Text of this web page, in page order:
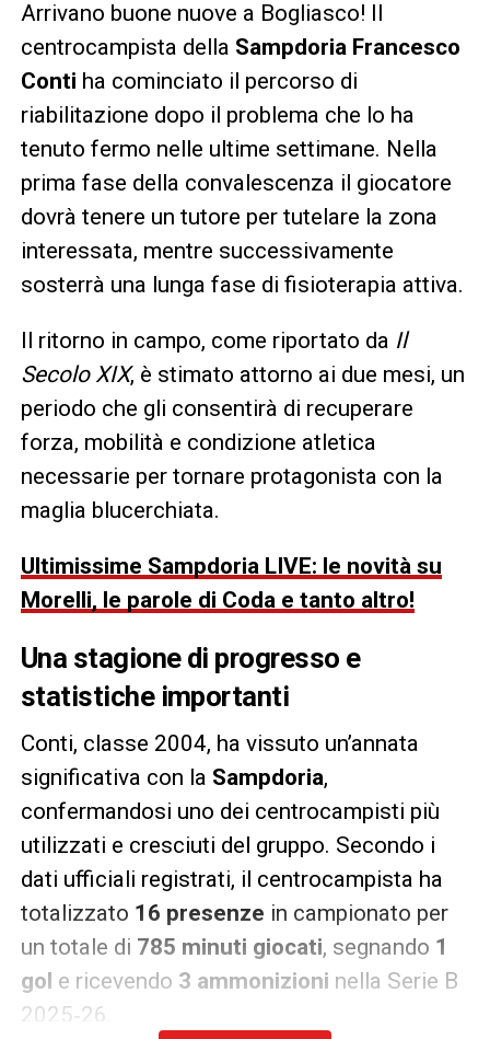
Arrivano buone nuove a Bogliasco! Il
centrocampista della Sampdoria Francesco
Conti ha cominciato il percorso di
riabilitazione dopo il problema che lo ha
tenuto fermo nelle ultime settimane. Nella
prima fase della convalescenza il giocatore
dovrà tenere un tutore per tutelare la zona
interessata, mentre successivamente
sosterrà una lunga fase di fisioterapia attiva.
Il ritorno in campo, come riportato da Il
Secolo XIX, è stimato attorno ai due mesi, un
periodo che gli consentirà di recuperare
forza, mobilità e condizione atletica
necessarie per tornare protagonista con la
maglia blucerchiata.
Ultimissime Sampdoria LIVE: le novità su
Morelli, le parole di Coda e tanto altro!
Una stagione di progresso e
statistiche importanti
Conti, classe 2004, ha vissuto un’annata
significativa con la Sampdoria,
confermandosi uno dei centrocampisti più
utilizzati e cresciuti del gruppo. Secondo i
dati ufficiali registrati, il centrocampista ha
totalizzato 16 presenze in campionato per
un totale di 785 minuti giocati, segnando 1
gol e ricevendo 3 ammonizioni nella Serie B
2025‑26.